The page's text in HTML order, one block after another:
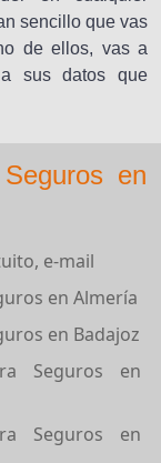
sencillo que vas
de ellos, vas a
sus datos que
en
e-mail
en Almería
en Badajoz
Seguros en
Seguros en